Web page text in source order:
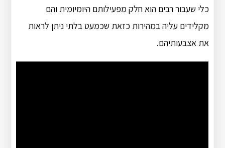
כלי שעבור רבים הוא חלק מפעילותם היומיומית והם
מקלידים עליה במהירות כזאת שכמעט בלתי ניתן לראות
את אצבעותיהם.